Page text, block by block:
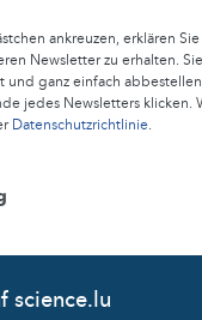
ankreuzen, erklären
Newsletter zu erhalten.
und ganz einfach
jedes Newsletters klicken.
Datenschutzrichtlinie.
science.lu